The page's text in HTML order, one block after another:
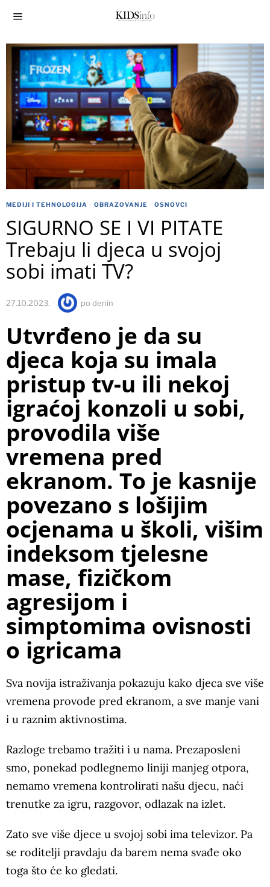
MEDIJI I TEHNOLOGIJA · OBRAZOVANJE · OSNOVCI
SIGURNO SE I VI PITATE
Trebaju li djeca u svojoj
sobi imati TV?
27.10.2023. po denin
Utvrđeno je da su
djeca koja su imala
pristup tv-u ili nekoj
igraćoj konzoli u sobi,
provodila više
vremena pred
ekranom. To je kasnije
povezano s lošijim
ocjenama u školi, višim
indeksom tjelesne
mase, fizičkom
agresijom i
simptomima ovisnosti
o igricama
Sva novija istraživanja pokazuju kako djeca sve više
vremena provode pred ekranom, a sve manje vani
i u raznim aktivnostima.
Razloge trebamo tražiti i u nama. Prezaposleni
smo, ponekad podlegnemo liniji manjeg otpora,
nemamo vremena kontrolirati našu djecu, naći
trenutke za igru, razgovor, odlazak na izlet.
Zato sve više djece u svojoj sobi ima televizor. Pa
se roditelji pravdaju da barem nema svađe oko
toga što će ko gledati.